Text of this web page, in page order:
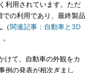
利用されています。ただ
での利用であり、最終製品
（関連記事：自動車と3D
。
けて、自動車の外観をカ
例の発表が相次ぎまし